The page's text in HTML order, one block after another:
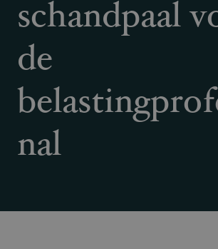
schandpaal
de
nal